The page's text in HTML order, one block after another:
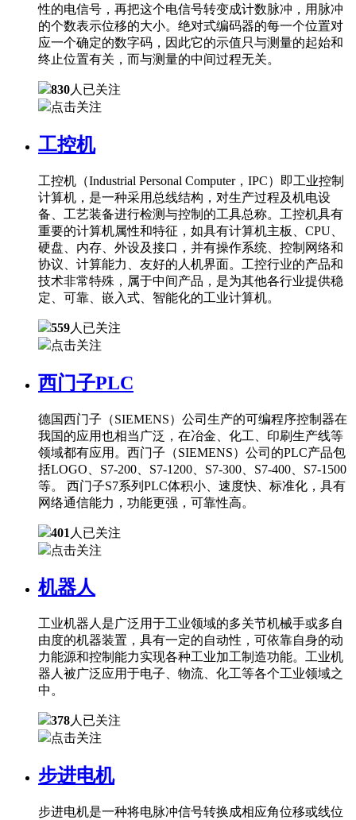
性的电信号，再把这个电信号转变成计数脉冲，用脉冲
的个数表示位移的大小。绝对式编码器的每一个位置对
应一个确定的数字码，因此它的示值只与测量的起始和
终止位置有关，而与测量的中间过程无关。
830人已关注
点击关注
工控机
工控机（Industrial Personal Computer，IPC）即工业控制
计算机，是一种采用总线结构，对生产过程及机电设
备、工艺装备进行检测与控制的工具总称。工控机具有
重要的计算机属性和特征，如具有计算机主板、CPU、
硬盘、内存、外设及接口，并有操作系统、控制网络和
协议、计算能力、友好的人机界面。工控行业的产品和
技术非常特殊，属于中间产品，是为其他各行业提供稳
定、可靠、嵌入式、智能化的工业计算机。
559人已关注
点击关注
西门子PLC
德国西门子（SIEMENS）公司生产的可编程序控制器在
我国的应用也相当广泛，在冶金、化工、印刷生产线等
领域都有应用。西门子（SIEMENS）公司的PLC产品包
括LOGO、S7-200、S7-1200、S7-300、S7-400、S7-1500
等。 西门子S7系列PLC体积小、速度快、标准化，具有
网络通信能力，功能更强，可靠性高。
401 人已关注
点击关注
机器人
工业机器人是广泛用于工业领域的多关节机械手或多自
由度的机器装置，具有一定的自动性，可依靠自身的动
力能源和控制能力实现各种工业加工制造功能。工业机
器人被广泛应用于电子、物流、化工等各个工业领域之
中。
378人已关注
点击关注
步进电机
步进电机是一种将电脉冲信号转换成相应角位移或线位